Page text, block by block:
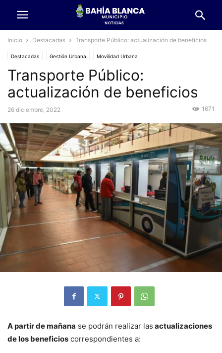
Inicio Destacadas Transporte Público: actualización de beneficios
Destacadas Gestión Urbana Movilidad Urbana
Transporte Público:
actualización de beneficios
26 diciembre, 2022 1671
A partir de mañana se podrán realizar las actualizaciones
de los beneficios correspondientes a: